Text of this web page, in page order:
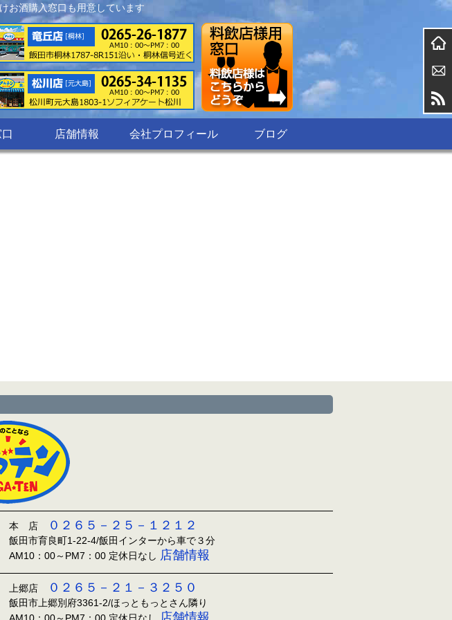
お酒購入窓口も用意しています
店舗情報 会社プロフィール ブログ
本 店 ０２６５－２５－１２１２
飯田市育良町1-22-4/飯田インターから車で３分
AM10：00～PM7：00 定休日なし 店舗情報
上郷店 ０２６５－２１－３２５０
飯田市上郷別府3361-2/ほっともっとさん隣り
店舗情報